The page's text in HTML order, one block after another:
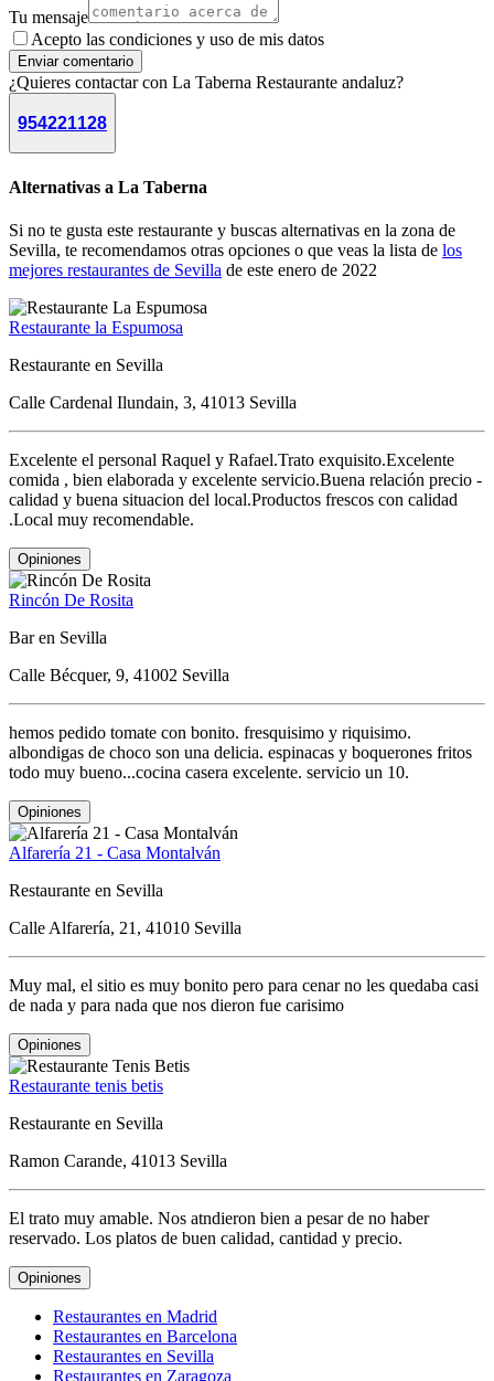
Tu mensaje
Acepto las condiciones y uso de mis datos
Enviar comentario
¿Quieres contactar con La Taberna Restaurante andaluz?
954221128
Alternativas a La Taberna
Si no te gusta este restaurante y buscas alternativas en la zona de
Sevilla, te recomendamos otras opciones o que veas la lista de los
mejores restaurantes de Sevilla de este enero de 2022
Restaurante la Espumosa
Restaurante en Sevilla
Calle Cardenal Ilundain, 3, 41013 Sevilla
Excelente el personal Raquel y Rafael.Trato exquisito.Excelente
comida , bien elaborada y excelente servicio.Buena relación precio -
calidad y buena situacion del local.Productos frescos con calidad
.Local muy recomendable.
Opiniones
Rincón De Rosita
Bar en Sevilla
Calle Bécquer, 9, 41002 Sevilla
hemos pedido tomate con bonito. fresquisimo y riquisimo.
albondigas de choco son una delicia. espinacas y boquerones fritos
todo muy bueno...cocina casera excelente. servicio un 10.
Opiniones
Alfarería 21 - Casa Montalván
Restaurante en Sevilla
Calle Alfarería, 21, 41010 Sevilla
Muy mal, el sitio es muy bonito pero para cenar no les quedaba casi
de nada y para nada que nos dieron fue carisimo
Opiniones
Restaurante tenis betis
Restaurante en Sevilla
Ramon Carande, 41013 Sevilla
El trato muy amable. Nos atndieron bien a pesar de no haber
reservado. Los platos de buen calidad, cantidad y precio.
Opiniones
Restaurantes en Madrid
Restaurantes en Barcelona
Restaurantes en Sevilla
Restaurantes en Zaragoza